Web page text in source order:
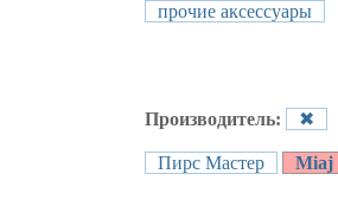
прочие аксессуары
Производитель: ✖
Пирс Мастер Miaj